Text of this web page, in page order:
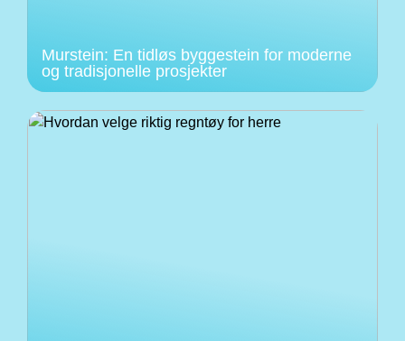
Murstein: En tidløs byggestein for moderne
og tradisjonelle prosjekter